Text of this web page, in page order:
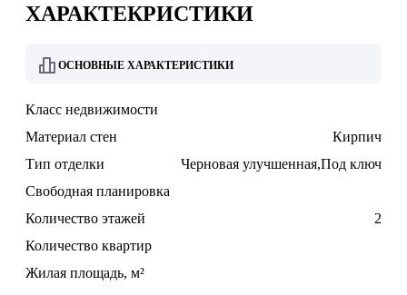
ХАРАКТЕКРИСТИКИ
ОСНОВНЫЕ ХАРАКТЕРИСТИКИ
Класс недвижимости
Материал стен
Кирпич
Тип отделки
Черновая улучшенная,Под ключ
Свободная планировка
Количество этажей
2
Количество квартир
Жилая площадь, м²